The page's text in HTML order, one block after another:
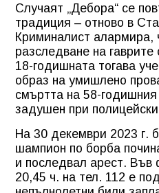
Случаят „Дебора“ се
традиция – отново в
Криминалист алармира,
разследване на
18-годишната тогава
образ на умишлено
смъртта на 58-
задушен при
На 30 декември 2023 г.
шампион по борба
и последвал арест. Във
20,45 ч. на тел. 112 е